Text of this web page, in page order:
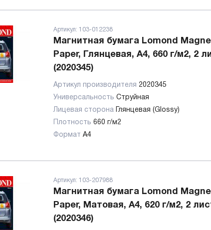
Артикул: 103-012238
Магнитная бумага Lomond
Paper, Глянцевая, А4, 660 г/м2, 2
(2020345)
Артикул производителя 2020345
Универсальность Струйная
Лицевая сторона
Глянцевая (Glossy)
Плотность 660 г/м2
Формат А4
Артикул: 103-207988
Магнитная бумага Lomond
Paper, Матовая, А4, 620 г/м2, 2
(2020346)